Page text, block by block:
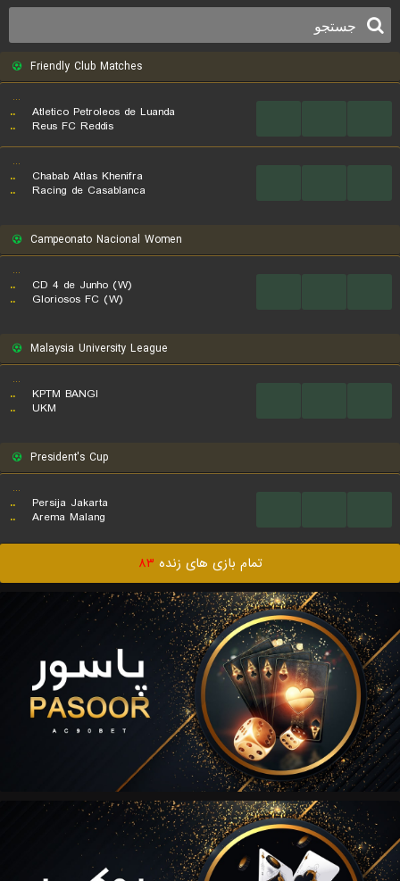
Friendly Club Matches
...
..
Atletico Petroleos de Luanda
..
Reus FC Reddis
...
..
Chabab Atlas Khenifra
..
Racing de Casablanca
Campeonato Nacional Women
...
..
CD 4 de Junho (W)
..
Gloriosos FC (W)
Malaysia University League
...
..
KPTM BANGI
..
UKM
President's Cup
...
..
Persija Jakarta
..
Arema Malang
تمام بازی های زنده ۸۳